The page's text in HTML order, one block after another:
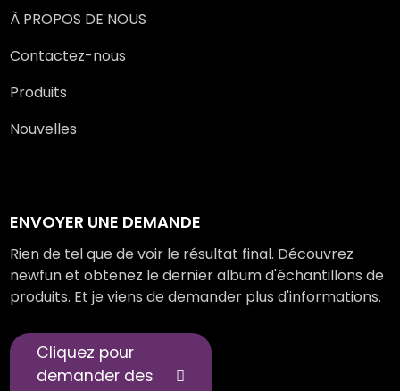
À PROPOS DE NOUS
Contactez-nous
Produits
Nouvelles
ENVOYER UNE DEMANDE
Rien de tel que de voir le résultat final. Découvrez
newfun et obtenez le dernier album d'échantillons de
produits. Et je viens de demander plus d'informations.
Cliquez pour
demander des